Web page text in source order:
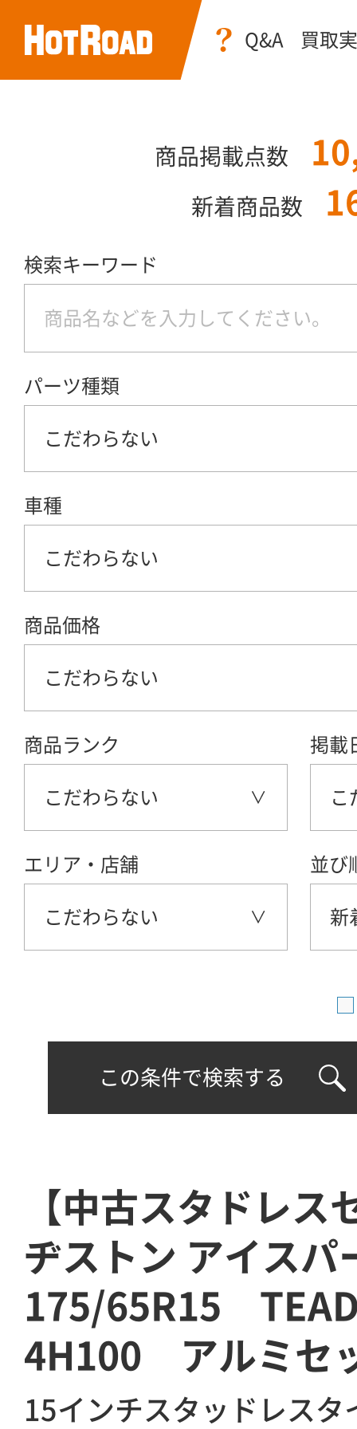
Q&A 買取
商品掲載点数
新着商品数
検索キーワード
パーツ種類
こだわらない
車種
こだわらない
商品価格
こだわらない
商品ランク
こだわらない
掲載
こ
エリア・店舗
こだわらない
並び
新
この条件で検索する
【中古スタドレス
ヂストン アイス
175/65R15
4H100 アルミセ
15インチスタッドレスタ